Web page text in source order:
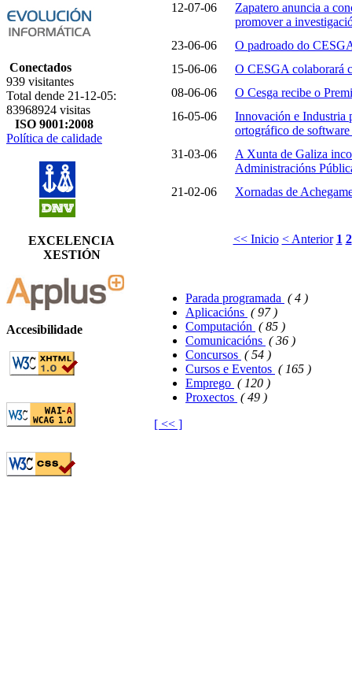
Conectados
939 visitantes
Total dende 21-12-05:
83968924 visitas
ISO 9001:2008
Política de calidade
EXCELENCIA
XESTIÓN
Accesibilidade
12-07-06
Zapatero anuncia a
promover a
23-06-06
O padroado do
15-06-06
O CESGA colaborará
08-06-06
O Cesga recibe o
16-05-06
Innovación e Industria
ortográfico de
31-03-06
A Xunta de Galiza
Administracións
21-02-06
Xornadas de
<< Inicio < Anterior 1 2
Parada programada ( 4 )
Aplicacións ( 97 )
Computación ( 85 )
Comunicacións ( 36 )
Concursos ( 54 )
Cursos e Eventos ( 165 )
Emprego ( 120 )
Proxectos ( 49 )
[ << ]